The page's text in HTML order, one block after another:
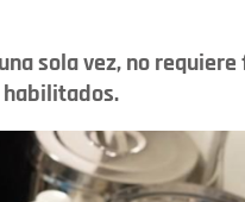
sola vez, no